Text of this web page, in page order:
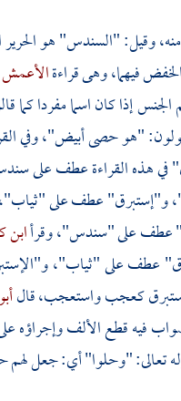
وقيل: "السندس" هو
فيهما، وهى قراءةالأعمش
إذا كان اسما مفردا كما
"هو حصى أبيض"، وفي
في هذه القراءة عطف على
و"إستبرق" عطف على
عطف على "سندس"، وقرأابن
عطف على "ثياب"،
كعجب واستعجب، قال
فيه قطع الألف وإجراؤه
تعالى: "وحلوا" أي: جعل